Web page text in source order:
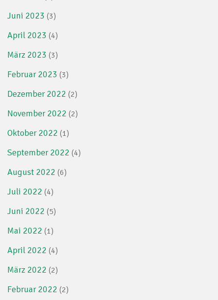
Juni 2023 (3)
April 2023 (4)
März 2023 (3)
Februar 2023 (3)
Dezember 2022 (2)
November 2022 (2)
Oktober 2022 (1)
September 2022 (4)
August 2022 (6)
Juli 2022 (4)
Juni 2022 (5)
Mai 2022 (1)
April 2022 (4)
März 2022 (2)
Februar 2022 (2)